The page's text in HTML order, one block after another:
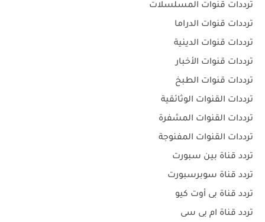
ترددات قنوات المسلسلات
ترددات قنوات الدراما
ترددات قنوات الدينية
ترددات قنوات الأخبار
ترددات قنوات الطبخ
ترددات القنوات الوثائقية
ترددات القنوات المشفرة
ترددات القنوات المفنوجة
تردد قناة بين سبورت
تردد قناة سوبرسبورت
تردد قناة بى أوت كيو
تردد قناة ام بى سى